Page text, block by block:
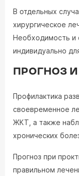
В отдельных
хирургическое
Необходимость и
индивидуально
ПРОГНОЗ
Профилактика
своевременное
ЖКТ, а также
хронических
Прогноз при
правильном